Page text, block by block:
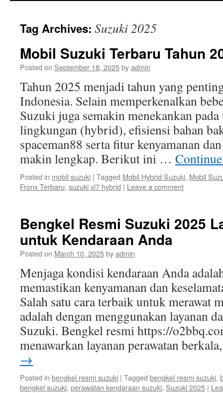
Tag Archives: Suzuki 2025
Mobil Suzuki Terbaru Tahun
Posted on September 18, 2025byadmin
Tahun 2025 menjadi tahun yang
Indonesia. Selain memperkenalkan
Suzuki juga semakin menekankan
lingkungan (hybrid), efisiensi bahan
spaceman88 serta fitur kenyamanan
makin lengkap. Berikut ini …
Posted in mobil suzuki | Tagged Mobil Hybrid Suzuki, Mobil
Fronx Terbaru, suzuki xl7 hybrid | Leave a comment
Bengkel Resmi Suzuki 2025
untuk Kendaraan Anda
Posted on March 10, 2025byadmin
Menjaga kondisi kendaraan Anda
memastikan kenyamanan dan
Salah satu cara terbaik untuk merawat
adalah dengan menggunakan layanan
Suzuki. Bengkel resmi https://
menawarkan layanan perawatan
→
Posted in bengkel resmi suzuki | Tagged bengkel resmi suzuki,
bengkel suzuki, perawatan kendaraan suzuki, Suzuki 2025 |